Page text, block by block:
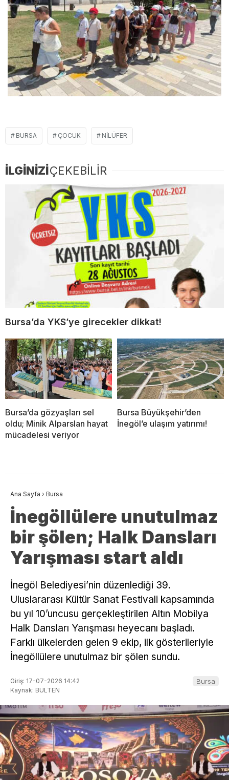
BURSA ÇOCUK NILÜFER
İLGİNİZİÇEKEBİLİR
Bursa’da YKS’ye girecekler dikkat!
Bursa’da gözyaşları sel
oldu; Minik Alparslan hayat
mücadelesi veriyor
Bursa Büyükşehir’den
İnegöl’e ulaşım yatırımı!
Ana Sayfa › Bursa
İnegöllülere unutulmaz
bir şölen; Halk Dansları
Yarışması start aldı
İnegöl Belediyesi’nin düzenlediği 39.
Uluslararası Kültür Sanat Festivali kapsamında
bu yıl 10’uncusu gerçekleştirilen Altın Mobilya
Halk Dansları Yarışması heyecanı başladı.
Farklı ülkelerden gelen 9 ekip, ilk gösterileriyle
İnegöllülere unutulmaz bir şölen sundu.
Giriş: 17-07-2026 14:42
Kaynak: BULTEN
Bursa